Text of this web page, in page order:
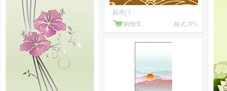
厨房门
购物车
格式:JPG